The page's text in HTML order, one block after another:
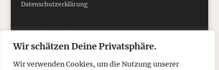
Wir schätzen Deine Privatsphäre.
Wir verwenden Cookies, um die Nutzung unserer
Datenschutzerklärung
Social Media